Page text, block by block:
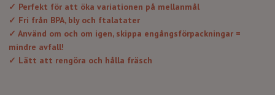
✓ Perfekt för att öka variationen på mellanmål
✓ Fri från BPA, bly och ftalatater
✓ Använd om och om igen, skippa engångsförpackningar =
mindre avfall!
✓ Lätt att rengöra och hålla fräsch